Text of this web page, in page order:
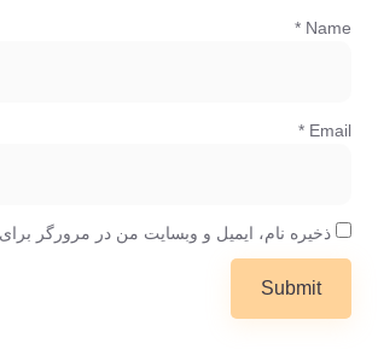
Name
*
Email
*
ذخیره نام، ایمیل و وبسایت من در مرورگر